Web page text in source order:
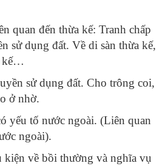
quan đến thừa kế: Tranh chấp
sử dụng đất. Về di sàn thừa kế,
kế…
sử dụng đất. Cho trông coi,
ở nhờ.
yếu tố nước ngoài. (Liên quan
ngoài).
kiện về bồi thường và nghĩa vụ